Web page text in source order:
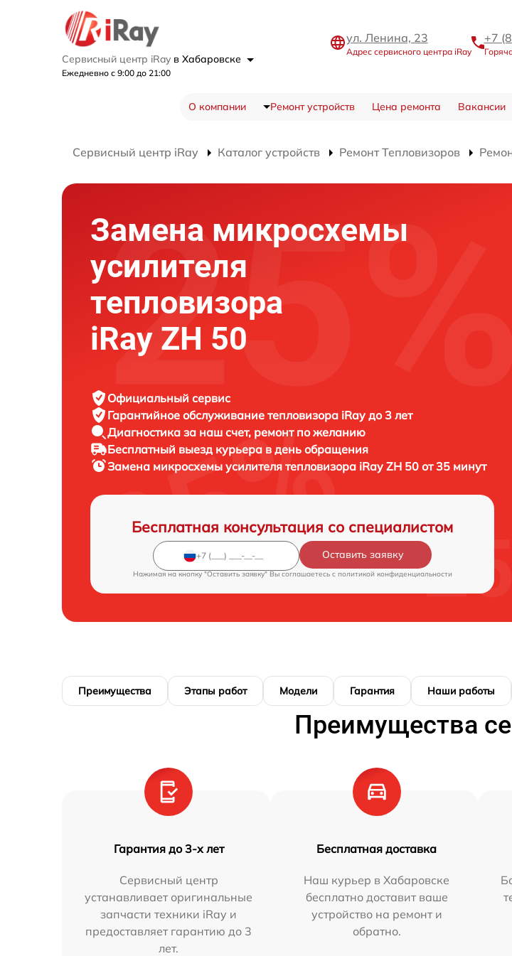
Сервисный центр iRay в Хабаровске
Ежедневно с 9:00 до 21:00
ул. Ленина, 23
Адрес сервисного центра iRay
+7
О компании Ремонт устройств Цена ремонта Вакансии
Сервисный центр iRay Каталог устройств Ремонт Тепловизоров
Замена микросхемы
усилителя
тепловизора
iRay ZH 50
Официальный сервис
Гарантийное обслуживание тепловизора iRay до 3 лет
Диагностика за наш счет, ремонт по желанию
Бесплатный выезд курьера в день обращения
Замена микросхемы усилителя тепловизора iRay ZH 50 от 35 минут
Бесплатная консультация со специалистом
Оставить заявку
Нажимая на кнопку "Оставить заявку" Вы соглашаетесь c политикой конфиденциальности
Преимущества Этапы работ Модели Гарантия Наши работы
Преимущества
Гарантия до 3-х лет
Сервисный центр
устанавливает оригинальные
запчасти техники iRay и
предоставляет гарантию до 3
лет.
Бесплатная доставка
Наш курьер в Хабаровске
бесплатно доставит ваше
устройство на ремонт и
обратно.